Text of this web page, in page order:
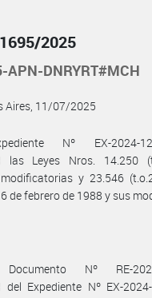
2025
APN-DNRYRT#MCH
Aires, 11/07/2025
Nº EX-2024-
las Leyes Nros. 14.250
y 23.546
de febrero de 1988 y sus
Nº RE-2024-
del Expediente Nº EX-